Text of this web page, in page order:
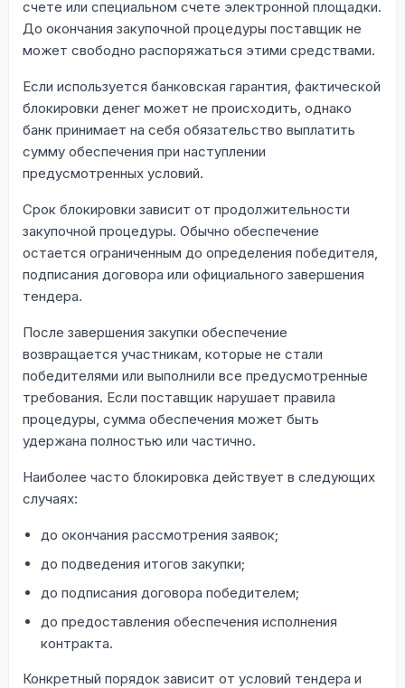
счете или специальном счете электронной площадки.
До окончания закупочной процедуры поставщик не
может свободно распоряжаться этими средствами.
Если используется банковская гарантия, фактической
блокировки денег может не происходить, однако
банк принимает на себя обязательство выплатить
сумму обеспечения при наступлении
предусмотренных условий.
Срок блокировки зависит от продолжительности
закупочной процедуры. Обычно обеспечение
остается ограниченным до определения победителя,
подписания договора или официального завершения
тендера.
После завершения закупки обеспечение
возвращается участникам, которые не стали
победителями или выполнили все предусмотренные
требования. Если поставщик нарушает правила
процедуры, сумма обеспечения может быть
удержана полностью или частично.
Наиболее часто блокировка действует в следующих
случаях:
до окончания рассмотрения заявок;
до подведения итогов закупки;
до подписания договора победителем;
до предоставления обеспечения исполнения
контракта.
Конкретный порядок зависит от условий тендера и